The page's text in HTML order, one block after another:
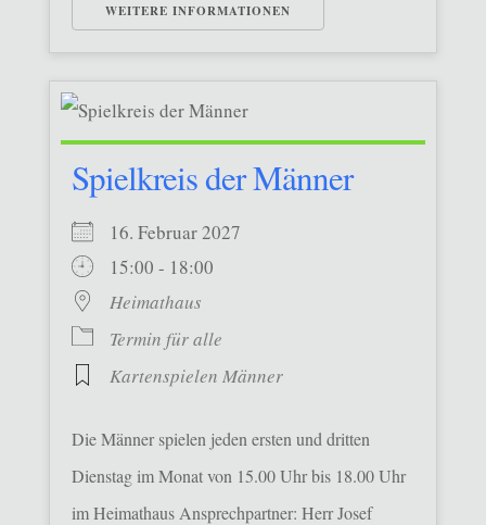
WEITERE INFORMATIONEN
Spielkreis der Männer
16. Februar 2027
15:00 - 18:00
Heimathaus
Termin für alle
Kartenspielen Männer
Die Männer spielen jeden ersten und dritten
Dienstag im Monat von 15.00 Uhr bis 18.00 Uhr
im Heimathaus Ansprechpartner: Herr Josef